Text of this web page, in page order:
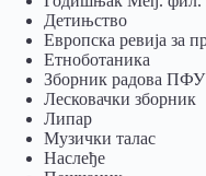
Детињство
Европска ревија за
Eтноботаника
Зборник радова ПФУ
Лесковачки зборник
Липар
Музички талас
Наслеђе